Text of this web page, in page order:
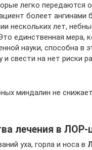
легко передаются
болеет ангинами
нескольких лет,
единственная мера,
науки, способна в
и свести на нет риски
миндалин не
лечения в ЛОР-
уха, горла и носа в